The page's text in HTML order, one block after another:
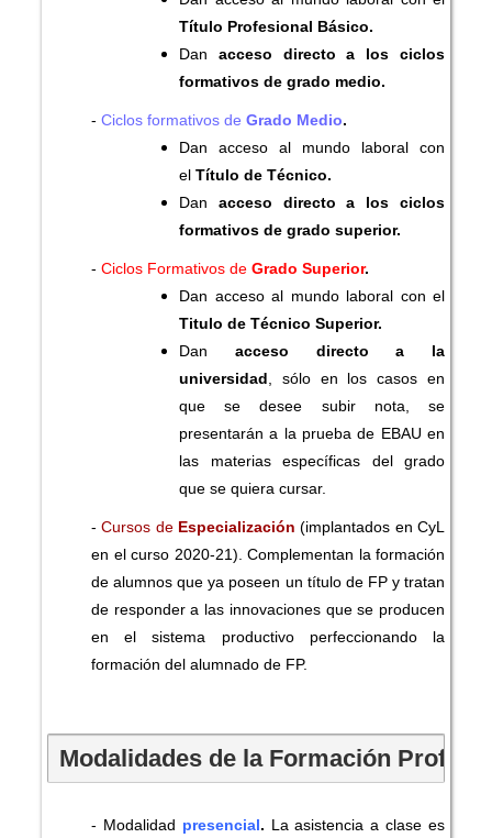
Título Profesional Básico.
Dan acceso directo a los ciclos
formativos de grado medio.
- Ciclos formativos de Grado Medio.
Dan acceso al mundo laboral con
el Título de Técnico.
Dan acceso directo a los ciclos
formativos de grado superior.
- Ciclos Formativos de Grado Superior.
Dan acceso al mundo laboral con el
Titulo de Técnico Superior.
Dan acceso directo a la
universidad , sólo en los casos en
que se desee subir nota, se
presentarán a la prueba de EBAU en
las materias específicas del grado
que se quiera cursar.
-Cursos deEspecialización (implantados en CyL
en el curso 2020-21). Complementan la formación
de alumnos que ya poseen un título de FP y tratan
de responder a las innovaciones que se producen
en el sistema productivo perfeccionando la
formación del alumnado de FP.
Modalidades de la Formación
- Modalidad presencial. La asistencia a clase es